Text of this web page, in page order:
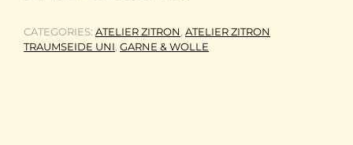
CATEGORIES: ATELIER ZITRON ATELIER ZITRON
TRAUMSEIDE UNI GARNE & WOLLE